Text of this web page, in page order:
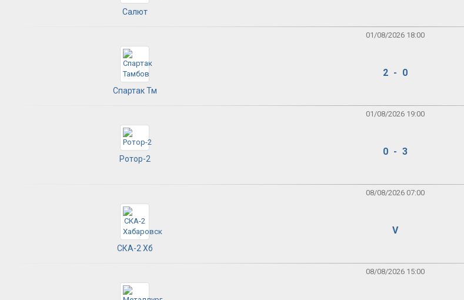
Салют
01/08/2026 18:00
Спартак Тм
2 - 0
01/08/2026 19:00
Ротор-2
0 - 3
08/08/2026 07:00
СКА-2 Хб
V
08/08/2026 15:00